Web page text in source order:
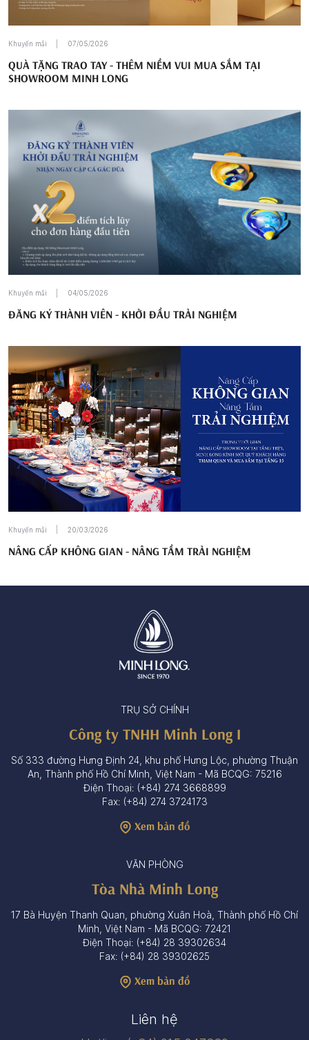
Khuyến mãi 07/05/2026
QUÀ TẶNG TRAO TAY - THÊM NIỀM VUI MUA SẮM TẠI
SHOWROOM MINH LONG
Khuyến mãi 04/05/2026
ĐĂNG KÝ THÀNH VIÊN - KHỞI ĐẦU TRẢI NGHIỆM
Khuyến mãi 20/03/2026
NÂNG CẤP KHÔNG GIAN - NÂNG TẦM TRẢI NGHIỆM
TRỤ SỞ CHÍNH
Công ty TNHH Minh Long I
Số 333 đường Hưng Định 24, khu phố Hưng Lộc, phường Thuận
An, Thành phố Hồ Chí Minh, Việt Nam - Mã BCQG: 75216
Điện Thoại: (+84) 274 3668899
Fax: (+84) 274 3724173
Xem bản đồ
VĂN PHÒNG
Tòa Nhà Minh Long
17 Bà Huyện Thanh Quan, phường Xuân Hoà, Thành phố Hồ Chí
Minh, Việt Nam - Mã BCQG: 72421
Điện Thoại: (+84) 28 39302634
Fax: (+84) 28 39302625
Xem bản đồ
Liên hệ